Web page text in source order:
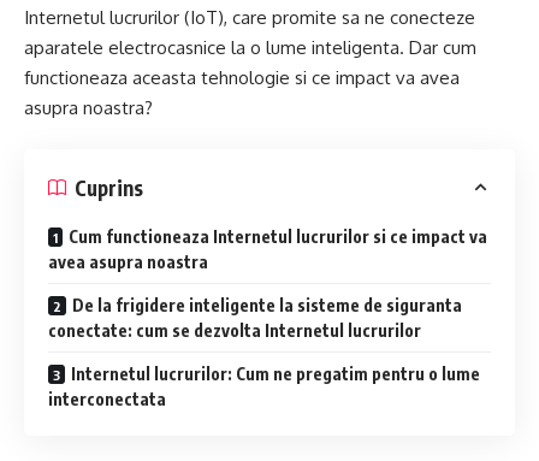
Internetul lucrurilor (IoT), care promite sa ne conecteze
aparatele electrocasnice la o lume inteligenta. Dar cum
functioneaza aceasta tehnologie si ce impact va avea
asupra noastra?
Cuprins
Cum functioneaza Internetul lucrurilor si ce impact va
avea asupra noastra
De la frigidere inteligente la sisteme de siguranta
conectate: cum se dezvolta Internetul lucrurilor
Internetul lucrurilor: Cum ne pregatim pentru o lume
interconectata